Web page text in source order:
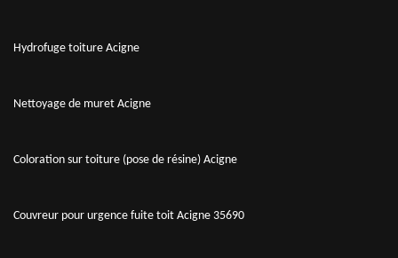
Hydrofuge toiture Acigne
Nettoyage de muret Acigne
Coloration sur toiture (pose de résine) Acigne
Couvreur pour urgence fuite toit Acigne 35690